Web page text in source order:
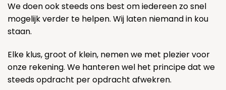
We doen ook steeds ons best om iedereen zo snel
mogelijk verder te helpen. Wij laten niemand in kou
staan.
Elke klus, groot of klein, nemen we met plezier voor
onze rekening. We hanteren wel het principe dat we
steeds opdracht per opdracht afwekren.